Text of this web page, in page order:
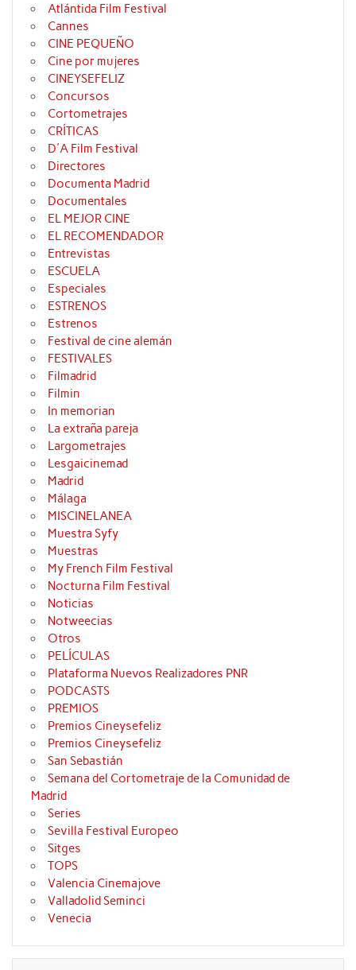
Atlántida Film Festival
Cannes
CINE PEQUEÑO
Cine por mujeres
CINEYSEFELIZ
Concursos
Cortometrajes
CRÍTICAS
D'A Film Festival
Directores
Documenta Madrid
Documentales
EL MEJOR CINE
EL RECOMENDADOR
Entrevistas
ESCUELA
Especiales
ESTRENOS
Estrenos
Festival de cine alemán
FESTIVALES
Filmadrid
Filmin
In memorian
La extraña pareja
Largometrajes
Lesgaicinemad
Madrid
Málaga
MISCINELANEA
Muestra Syfy
Muestras
My French Film Festival
Nocturna Film Festival
Noticias
Notweecias
Otros
PELÍCULAS
Plataforma Nuevos Realizadores PNR
PODCASTS
PREMIOS
Premios Cineysefeliz
Premios Cineysefeliz
San Sebastián
Semana del Cortometraje de la Comunidad de
Madrid
Series
Sevilla Festival Europeo
Sitges
TOPS
Valencia Cinemajove
Valladolid Seminci
Venecia